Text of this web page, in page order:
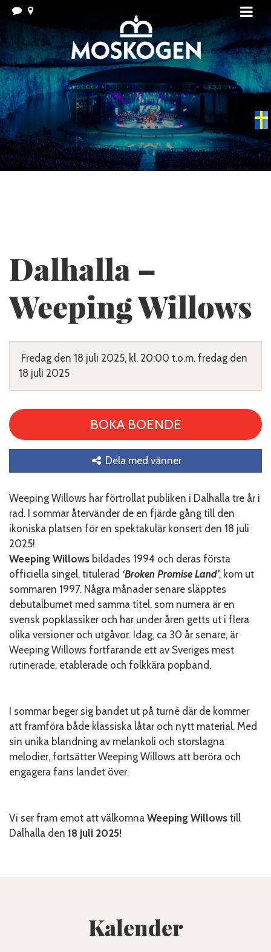
Dalhalla –
Weeping Willows
Fredag den 18 juli 2025, kl. 20:00 t.o.m. fredag den
18 juli 2025
BOKA BOENDE
Dela med vänner
Weeping Willows har förtrollat publiken i Dalhalla tre år i
rad. I sommar återvänder de en fjärde gång till den
ikoniska platsen för en spektakulär konsert den 18 juli
2025!
Weeping Willows bildades 1994 och deras första
officiella singel, titulerad ‘Broken Promise Land’, kom ut
sommaren 1997. Några månader senare släpptes
debutalbumet med samma titel, som numera är en
svensk popklassiker och har under åren getts ut i flera
olika versioner och utgåvor. Idag, ca 30 år senare, är
Weeping Willows fortfarande ett av Sveriges mest
rutinerade, etablerade och folkkära popband.
I sommar beger sig bandet ut på turné där de kommer
att framföra både klassiska låtar och nytt material. Med
sin unika blandning av melankoli och storslagna
melodier, fortsätter Weeping Willows att beröra och
engagera fans landet över.
Vi ser fram emot att välkomna Weeping Willows till
Dalhalla den 18 juli 2025!
Kalender
Swedish